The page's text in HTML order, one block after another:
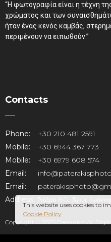
“Η φωτογραφία είναι η τέχνη
χρώματος και των
ήταν ένας κενός καμβάς,
περιμένουν να ειπωθούν.”
Contacts
Phone:
+30 210 481 2591
Mobile:
+30 6944 367 773
Mobile:
+30 6979 608 574
Email:
Email:
Address:
Copyright © 2025 Paterakis. All Rights
This website uses cookies to
Cookie Policy